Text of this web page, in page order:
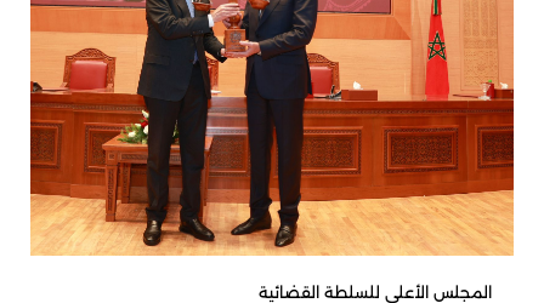
المجلس الأعلى للسلطة القضائية